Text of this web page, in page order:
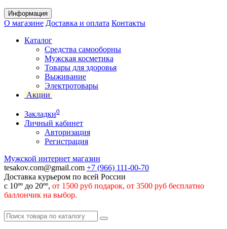
Информация
О магазине Доставка и оплата Контакты
Каталог
Средства самооборны
Мужская косметика
Товары для здоровья
Выживание
Электротовары
Акции
Закладки0
Личный кабинет
Авторизация
Регистрация
Мужской интернет магазин
tesakov.com@gmail.com +7 (966) 111-00-70
Доставка курьером по всей России
с 10ºº до 20ºº, от 1500 руб подарок, от 3500 руб бесплатно
баллончик на выбор.